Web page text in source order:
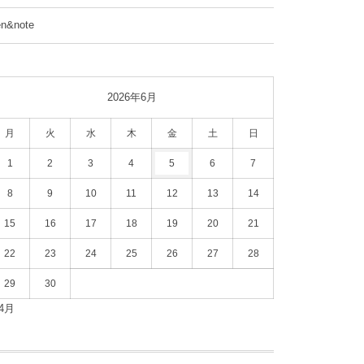
2026年6月
月 火 水 木 金 土 日
1 2 3 4 5 6 7
8 9 10 11 12 13 14
15 16 17 18 19 20 21
22 23 24 25 26 27 28
29 30
月